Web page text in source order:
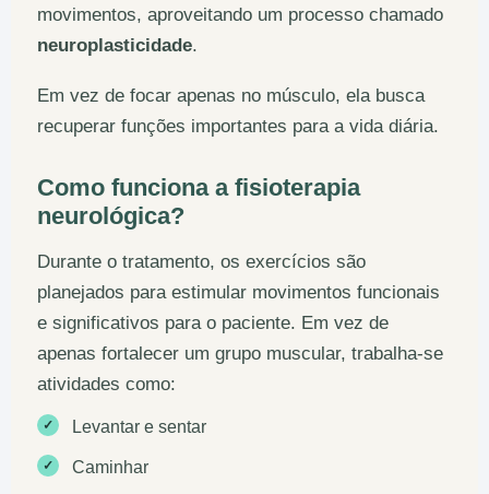
movimentos, aproveitando um processo chamado
neuroplasticidade.
Em vez de focar apenas no músculo, ela busca
recuperar funções importantes para a vida diária.
Como funciona a fisioterapia
neurológica?
Durante o tratamento, os exercícios são
planejados para estimular movimentos funcionais
e significativos para o paciente. Em vez de
apenas fortalecer um grupo muscular, trabalha-se
atividades como:
✓ Levantar e sentar
✓ Caminhar